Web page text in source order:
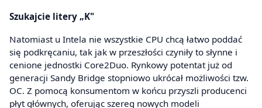
Szukajcie litery „K"
Natomiast u Intela nie wszystkie CPU chcą łatwo poddać
się podkręcaniu, tak jak w przeszłości czyniły to słynne i
cenione jednostki Core2Duo. Rynkowy potentat już od
generacji Sandy Bridge stopniowo ukrócał możliwości tzw.
OC. Z pomocą konsumentom w końcu przyszli producenci
płyt głównych, oferując szereg nowych modeli